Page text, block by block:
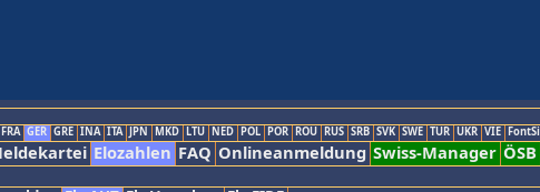
FRA GER GRE INA ITA JPN MKD LTU NED POL POR ROU RUS SRB SVK SWE TUR UKR VIE
Elozahlen FAQ Onlineanmeldung Swiss-Manager ÖSB